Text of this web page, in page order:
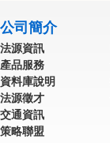
公司簡介
法源資訊
產品服務
資料庫說明
法源徵才
交通資訊
策略聯盟